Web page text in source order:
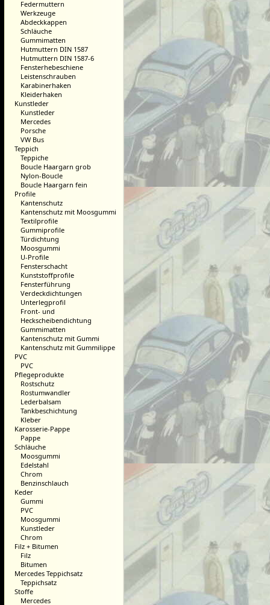
Federmuttern
Werkzeuge
Abdeckkappen
Schläuche
Gummimatten
Hutmuttern DIN 1587
Hutmuttern DIN 1587-6
Fensterhebeschiene
Leistenschrauben
Karabinerhaken
Kleiderhaken
Kunstleder
Kunstleder
Mercedes
Porsche
VW Bus
Teppich
Teppiche
Boucle Haargarn grob
Nylon-Boucle
Boucle Haargarn fein
Profile
Kantenschutz
Kantenschutz mit Moosgummi
Textilprofile
Gummiprofile
Türdichtung
Moosgummi
U-Profile
Fensterschacht
Kunststoffprofile
Fensterführung
Verdeckdichtungen
Unterlegprofil
Front- und
Heckscheibendichtung
Gummimatten
Kantenschutz mit Gummi
Kantenschutz mit Gummilippe
PVC
PVC
Pflegeprodukte
Rostschutz
Rostumwandler
Lederbalsam
Tankbeschichtung
Kleber
Karosserie-Pappe
Pappe
Schläuche
Moosgummi
Edelstahl
Chrom
Benzinschlauch
Keder
Gummi
PVC
Moosgummi
Kunstleder
Chrom
Filz + Bitumen
Filz
Bitumen
Mercedes Teppichsatz
Teppichsatz
Stoffe
Mercedes